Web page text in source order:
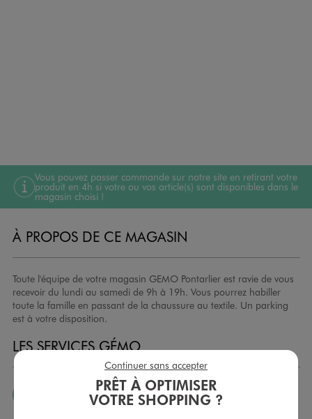
Vous pouvez passer commande sur notre site en retirant votre
produit en 4h si votre ou vos article(s) sont disponibles dans le
magasin choisi !
À PROPOS DE CE MAGASIN
Toute l'équipe de votre magasin GEMO Pontarlier est ravie de vous
recevoir du lundi au samedi de 9h à 19h. Vous pourrez habiller
toute la famille en passant de la chaussure au textile. Un parking
est à votre disposition.
LES SERVICES GÉMO
JE PEUX CHANGER D’AVIS
PRÊT À OPTIMISER
VOTRE SHOPPING ?
Continuer sans accepter